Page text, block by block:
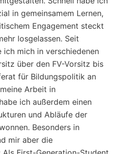
in gemeinsamem Lernen,
Engagement steckt
losgelassen. Seit
mich in verschiedenen
über den FV-Vorsitz bis
für Bildungspolitik an
Arbeit in
ich außerdem einen
und Abläufe der
Besonders in
mir aber die